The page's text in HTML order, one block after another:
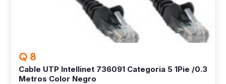
Q 8
Cable UTP Intellinet 736091 Categoria 5 1Pie /0.3
Metros Color Negro